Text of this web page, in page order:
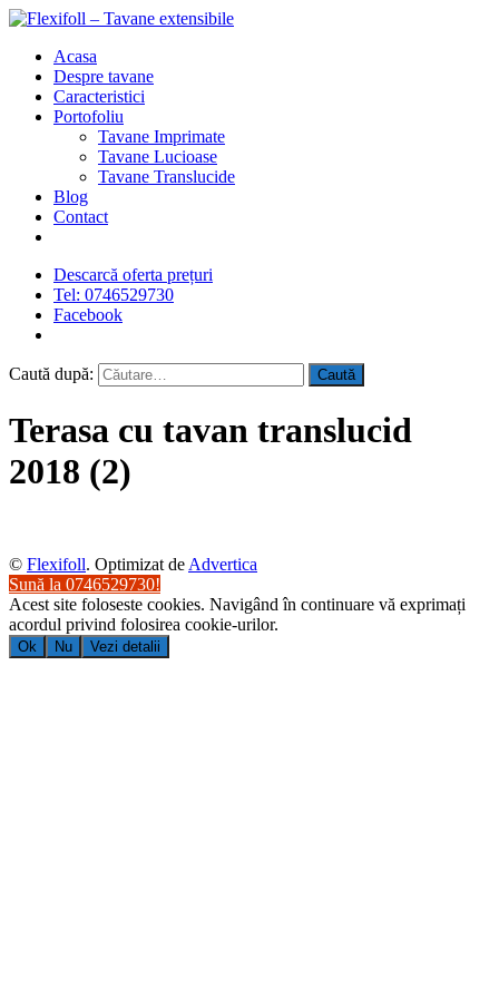
Acasa
Despre tavane
Caracteristici
Portofoliu
Tavane Imprimate
Tavane Lucioase
Tavane Translucide
Blog
Contact
Descarcă oferta prețuri
Tel: 0746529730
Facebook
Caută după:
Terasa cu tavan translucid
2018 (2)
© Flexifoll. Optimizat de Advertica
Sună la 0746529730!
Acest site foloseste cookies. Navigând în continuare vă exprimați
acordul privind folosirea cookie-urilor.
Ok Nu Vezi detalii